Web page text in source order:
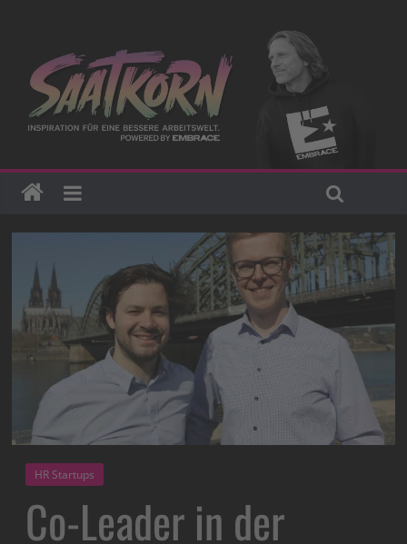
HR Startups
Co-Leader in der